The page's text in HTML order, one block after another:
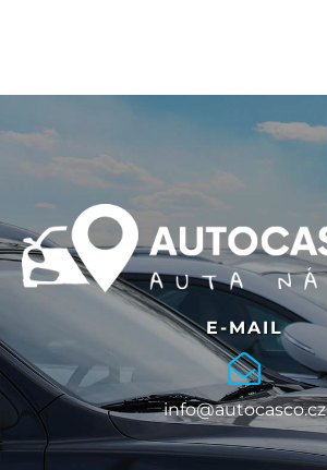
E-MAIL
info@autocasco.cz